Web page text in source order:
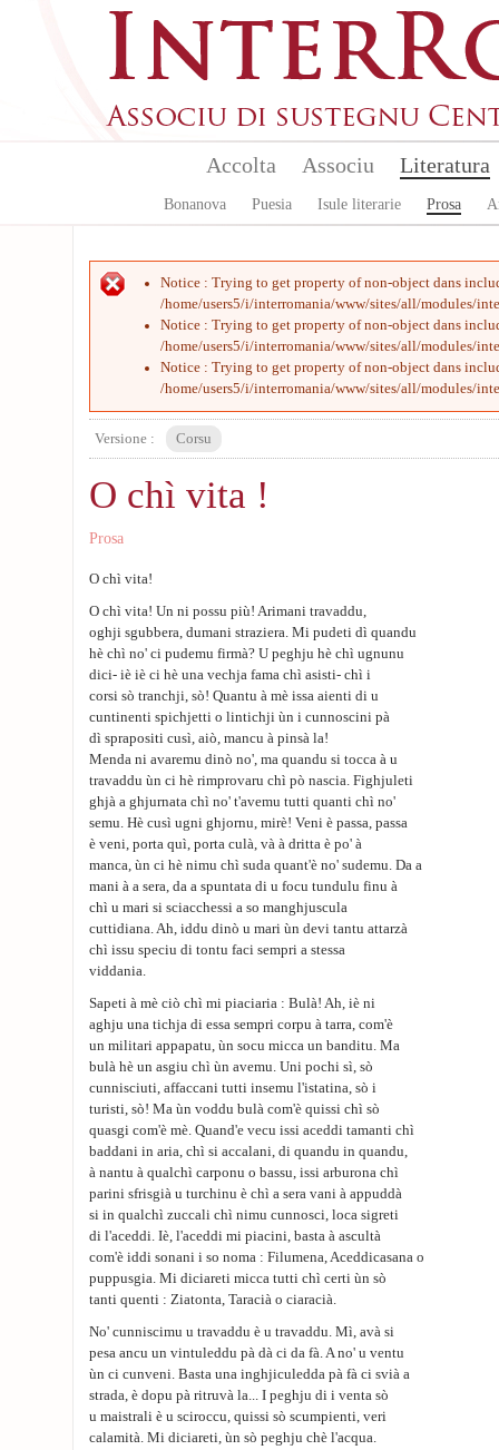
Accolta Associu Literatura
Bonanova Puesia Isule literarie Prosa
Message d'erreur
Notice: Trying to get property of non-object dans
/home/users5/i/interromania/www/sites/all/modules/
Notice: Trying to get property of non-object dans
/home/users5/i/interromania/www/sites/all/modules/
Notice: Trying to get property of non-object dans
/home/users5/i/interromania/www/sites/all/modules/
Versione : Corsu
O chì vita !
Prosa
O chì vita!
O chì vita! Un ni possu più! Arimani travaddu,
oghji sgubbera, dumani straziera. Mi pudeti dì quandu
hè chì no' ci pudemu firmà? U peghju hè chì ugnunu
dici- iè iè ci hè una vechja fama chì asisti- chì i
corsi sò tranchji, sò! Quantu à mè issa aienti di u
cuntinenti spichjetti o lintichji ùn i cunnoscini pà
dì sprapositi cusì, aiò, mancu à pinsà la!
Menda ni avaremu dinò no', ma quandu si tocca à u
travaddu ùn ci hè rimprovaru chì pò nascia. Fighjuleti
ghjà a ghjurnata chì no' t'avemu tutti quanti chì no'
semu. Hè cusì ugni ghjornu, mirè! Veni è passa, passa
è veni, porta quì, porta culà, và à dritta è po' à
manca, ùn ci hè nimu chì suda quant'è no' sudemu. Da a
mani à a sera, da a spuntata di u focu tundulu finu à
chì u mari si sciacchessi a so manghjuscula
cuttidiana. Ah, iddu dinò u mari ùn devi tantu attarzà
chì issu speciu di tontu faci sempri a stessa
viddania.
Sapeti à mè ciò chì mi piaciaria : Bulà! Ah, iè ni
aghju una tichja di essa sempri corpu à tarra, com'è
un militari appapatu, ùn socu micca un banditu. Ma
bulà hè un asgiu chì ùn avemu. Uni pochi sì, sò
cunnisciuti, affaccani tutti insemu l'istatina, sò i
turisti, sò! Ma ùn voddu bulà com'è quissi chì sò
quasgi com'è mè. Quand'e vecu issi aceddi tamanti chì
baddani in aria, chì si accalani, di quandu in quandu,
à nantu à qualchì carponu o bassu, issi arburona chì
parini sfrisgià u turchinu è chì a sera vani à appuddà
si in qualchì zuccali chì nimu cunnosci, loca sigreti
di l'aceddi. Iè, l'aceddi mi piacini, basta à ascultà
com'è iddi sonani i so noma : Filumena, Aceddicasana o
puppusgia. Mi diciareti micca tutti chì certi ùn sò
tanti quenti : Ziatonta, Taracià o ciaracià.
No' cunniscimu u travaddu è u travaddu. Mì, avà si
pesa ancu un vintuleddu pà dà ci da fà. A no' u ventu
ùn ci cunveni. Basta una inghjiculedda pà fà ci svià a
strada, è dopu pà ritruvà la... I peghju di i venta sò
u maistrali è u sciroccu, quissi sò scumpienti, veri
calamità. Mi diciareti, ùn sò peghju chè l'acqua.